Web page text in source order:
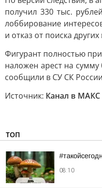
получил 330 тыс.
лоббирование
и отказ от поиска
Фигурант полностью
наложен арест на
сообщили в СУ СК
Источник: Канал в МАКС
ТОП
08:10